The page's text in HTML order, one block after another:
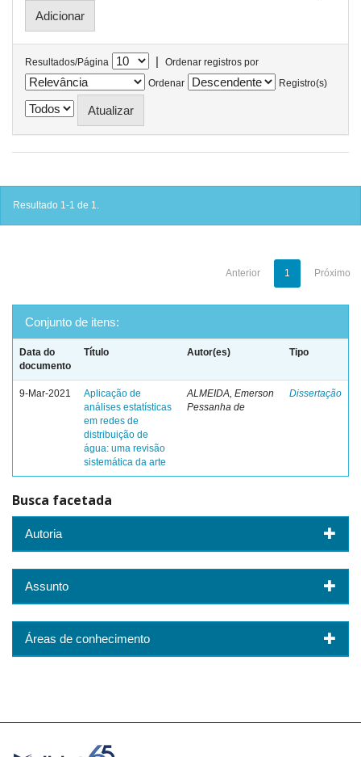
Resultados/Página |
Ordenar registros por
Ordenar
Registro(s)
Resultado 1-1 de 1.
Anterior 1 Próximo
Conjunto de itens:
Data do
documento
Título Autor(es) Tipo
9-Mar-2021
Aplicação de
análises estatísticas
em redes de
distribuição de
água: uma revisão
sistemática da arte
ALMEIDA, Emerson
Pessanha de
Dissertação
Busca facetada
Autoria
Assunto
Áreas de conhecimento